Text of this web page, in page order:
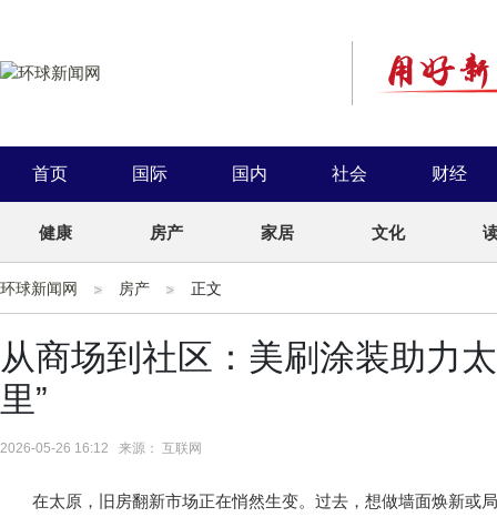
首页 国际 国内 社会 财经
健康 房产 家居 文化
环球新闻网 房产 正文
从商场到社区：美刷涂装助力
里”
2026-05-26 16:12 来源： 互联网
在太原，旧房翻新市场正在悄然生变。过去，想做墙面焕新或